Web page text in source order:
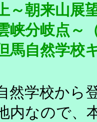
～朝来山展
峡分岐点～
馬自然学校
然学校から
内なので、